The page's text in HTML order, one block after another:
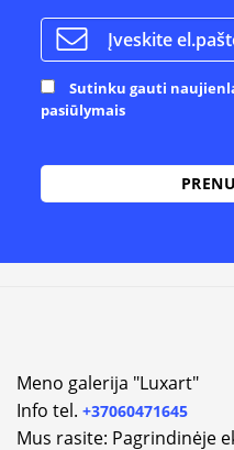
Sutinku gauti
pasiūlymais
Meno galerija "Luxart"
Info tel. +37060471645
Mus rasite: Pagrindinėje